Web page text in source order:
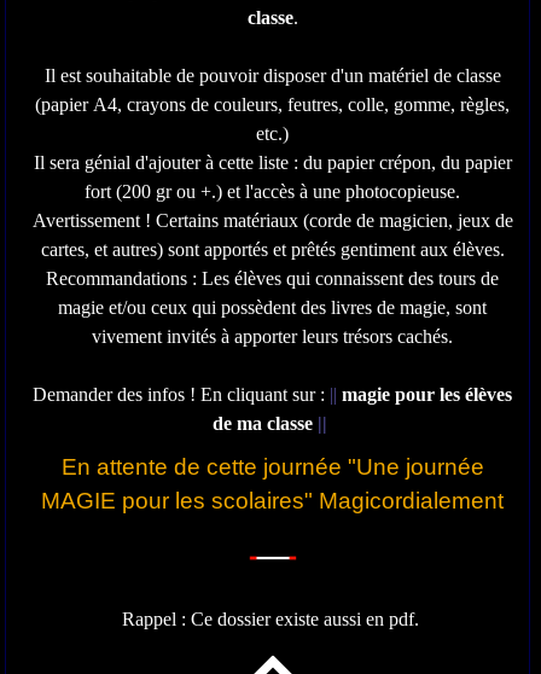
classe.
Il est souhaitable de pouvoir disposer d'un matériel de classe
(papier A4, crayons de couleurs, feutres, colle, gomme, règles,
etc.)
Il sera génial d'ajouter à cette liste : du papier crépon, du papier
fort (200 gr ou +.) et l'accès à une photocopieuse.
Avertissement ! Certains matériaux (corde de magicien, jeux de
cartes, et autres) sont apportés et prêtés gentiment aux élèves.
Recommandations : Les élèves qui connaissent des tours de
magie et/ou ceux qui possèdent des livres de magie, sont
vivement invités à apporter leurs trésors cachés.
Demander des infos ! En cliquant sur : ||magie pour les élèves
de ma classe ||
En attente de cette journée "Une journée
MAGIE pour les scolaires" Magicordialement
Rappel : Ce dossier existe aussi en pdf.